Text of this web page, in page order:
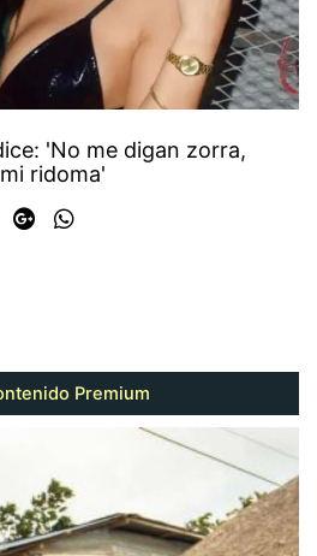
'No me digan zorra,
ridoma'
Premium